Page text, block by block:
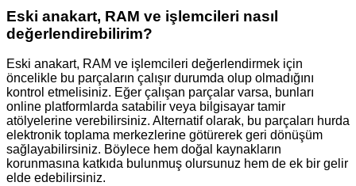
Eski anakart, RAM ve işlemcileri nasıl
değerlendirebilirim?
Eski anakart, RAM ve işlemcileri değerlendirmek için
öncelikle bu parçaların çalışır durumda olup olmadığını
kontrol etmelisiniz. Eğer çalışan parçalar varsa, bunları
online platformlarda satabilir veya bilgisayar tamir
atölyelerine verebilirsiniz. Alternatif olarak, bu parçaları hurda
elektronik toplama merkezlerine götürerek geri dönüşüm
sağlayabilirsiniz. Böylece hem doğal kaynakların
korunmasına katkıda bulunmuş olursunuz hem de ek bir gelir
elde edebilirsiniz.